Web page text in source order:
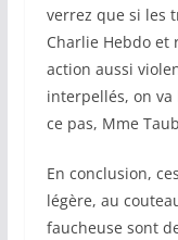
verrez que si les
Charlie Hebdo et
action aussi
interpellés, on va
ce pas, Mme
En conclusion,
légère, au
faucheuse sont